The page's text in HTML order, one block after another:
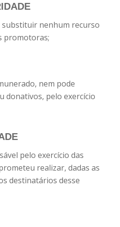
nenhum recurso
promotoras;
nem pode
donativos, pelo exercício
pelo exercício das
realizar, dadas as
destinatários desse